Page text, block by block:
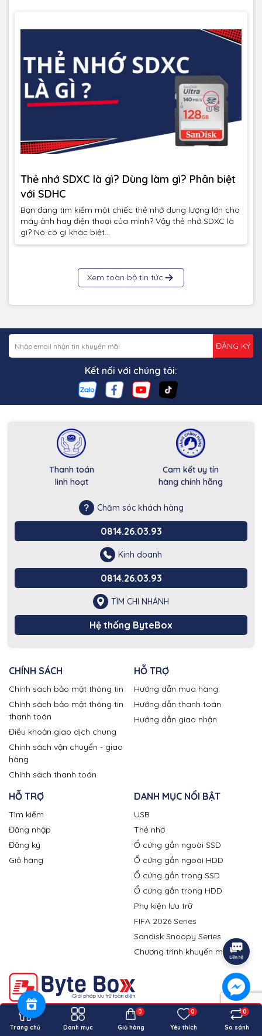
Thẻ nhớ SDXC là gì? Dùng làm gì? Phân biệt
với SDHC
Bạn đang tìm kiếm một chiếc thẻ nhớ dung lượng lớn cho
máy ảnh hay điện thoại của mình? Vậy thẻ nhớ SDXC là
gì? Nó có gì khác biệt...
Xem toàn bộ tin tức
ĐĂNG KÝ
Kết nối với chúng tôi:
Thanh toán
linh hoạt
Cam kết uy tín
hàng chính hãng
Chăm sóc khách hàng
0814.26.03.93
Kinh doanh
0814.26.03.93
TÌM CHI NHÁNH
Hệ thống ByteBox
CHÍNH SÁCH
Chính sách bảo mật thông tin
Chính sách bảo mật thông tin
thanh toán
Điều khoản giao dịch chung
Chính sách vận chuyển - giao
hàng
Chính sách thanh toán
HỖ TRỢ
Hướng dẫn mua hàng
Hướng dẫn thanh toán
Hướng dẫn giao nhận
HỖ TRỢ
Tìm kiếm
Đăng nhập
Đăng ký
Giỏ hàng
DANH MỤC NỔI BẬT
USB
Thẻ nhớ
Ổ cứng gắn ngoài SSD
Ổ cứng gắn ngoài HDD
Ổ cứng gắn trong SSD
Ổ cứng gắn trong HDD
Phụ kiện lưu trữ
FIFA 2026 Series
Sandisk Snoopy Series
Chương trình khuyến mãi
CÔNG TY TNHH BYTE BOX
MST: 0318387609 - cấp ngày 04 tháng 04 năm 2024 tại Sở Kế
Trang chủ Danh mục Giỏ hàng
0
Yêu thích
0
So sánh
0